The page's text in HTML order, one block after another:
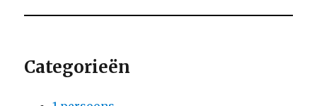
Categorieën